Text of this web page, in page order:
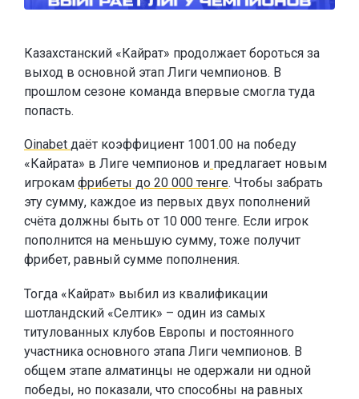
Казахстанский «Кайрат» продолжает бороться за
выход в основной этап Лиги чемпионов. В
прошлом сезоне команда впервые смогла туда
попасть.
Oinabet даёт коэффициент 1001.00 на победу
«Кайрата» в Лиге чемпионов и предлагает новым
игрокам фрибеты до 20 000 тенге. Чтобы забрать
эту сумму, каждое из первых двух пополнений
счёта должны быть от 10 000 тенге. Если игрок
пополнится на меньшую сумму, тоже получит
фрибет, равный сумме пополнения.
Тогда «Кайрат» выбил из квалификации
шотландский «Селтик» – один из самых
титулованных клубов Европы и постоянного
участника основного этапа Лиги чемпионов. В
общем этапе алматинцы не одержали ни одной
победы, но показали, что способны на равных